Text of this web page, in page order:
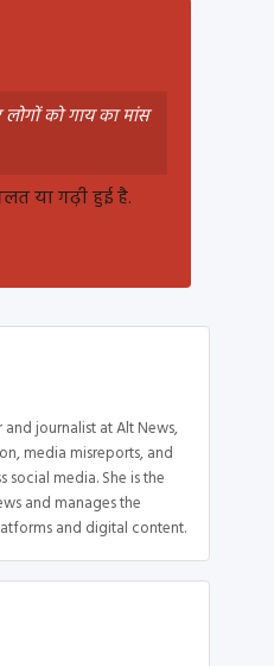
को गाय का मांस
या गढ़ी हुई है.
journalist at Alt News,
media misreports, and
media. She is the
and manages the
and digital content.